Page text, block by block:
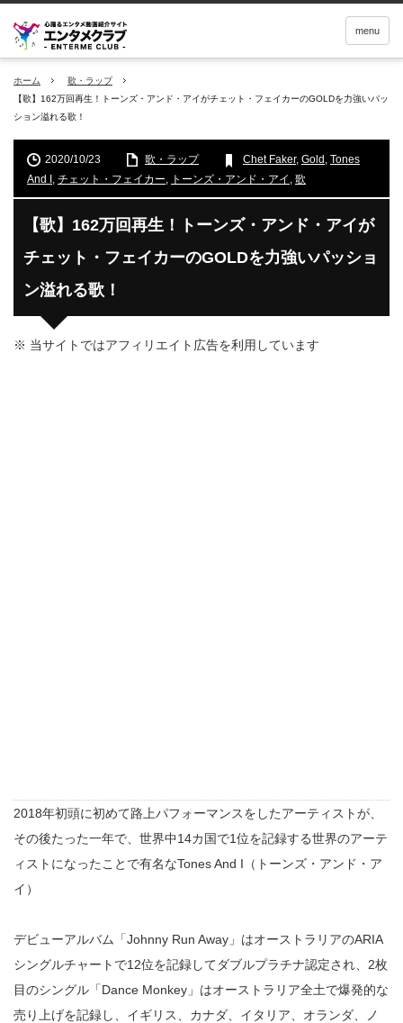
menu
ホーム
歌・ラップ
【歌】162万回再生！トーンズ・アンド・アイがチェット・フェイカーのGOLDを力強いパッ
ション溢れる歌！
2020/10/23 歌・ラップ Chet Faker, Gold , Tones
And I , チェット・フェイカー, トーンズ・アンド・アイ , 歌
【歌】162万回再生！トーンズ・アンド・アイが
チェット・フェイカーのGOLDを力強いパッショ
ン溢れる歌！
※ 当サイトではアフィリエイト広告を利用しています
2018年初頭に初めて路上パフォーマンスをしたアーティストが、
その後たった一年で、世界中14カ国で1位を記録する世界のアーテ
ィストになったことで有名なTones And I（トーンズ・アンド・ア
イ）
デビューアルバム「Johnny Run Away」はオーストラリアのARIA
シングルチャートで12位を記録してダブルプラチナ認定され、2枚
目のシングル「Dance Monkey」はオーストラリア全土で爆発的な
売り上げを記録し、イギリス、カナダ、イタリア、オランダ、ノ